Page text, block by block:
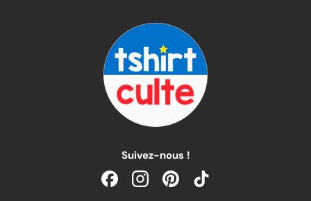
Suivez-nous !
FacebookInstagramPinterestTikTok